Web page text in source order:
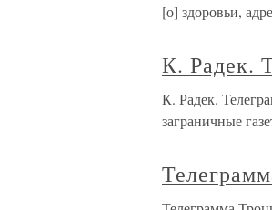
[о] здоровьи,
К. Радек.
К. Радек.
заграничные